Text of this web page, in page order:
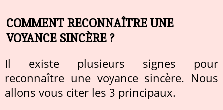
COMMENT RECONNAÎTRE UNE
VOYANCE SINCÈRE ?
Il existe plusieurs signes pour
reconnaître une voyance sincère. Nous
allons vous citer les 3 principaux.